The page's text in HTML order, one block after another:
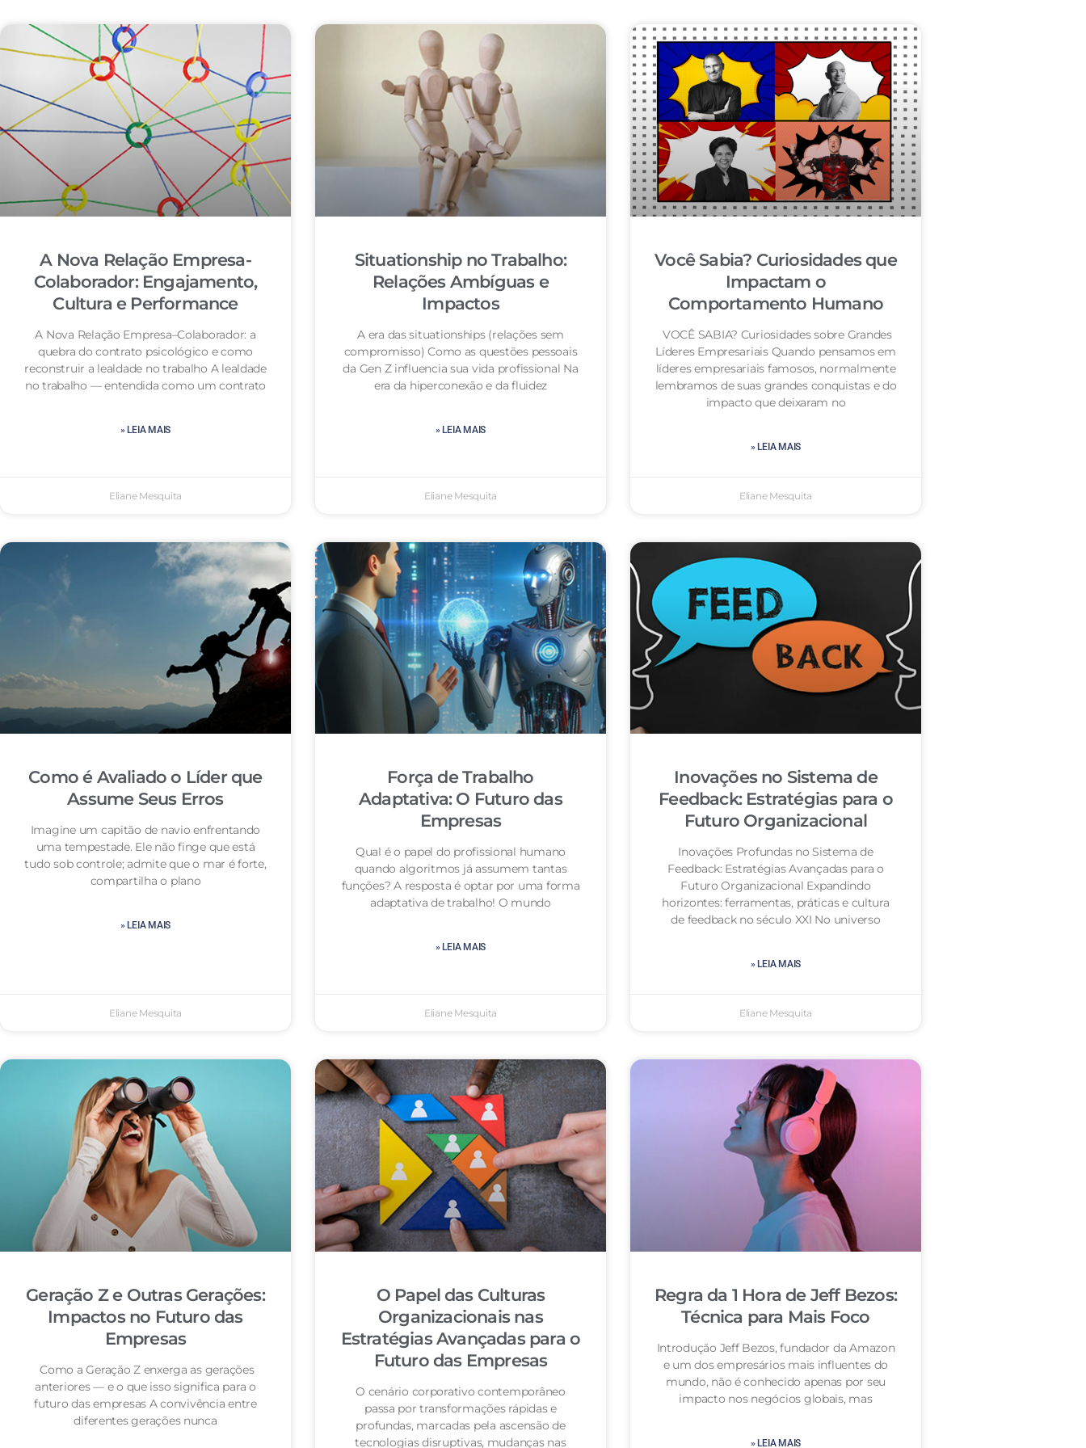
A Nova Relação Empresa-
Colaborador: Engajamento,
Cultura e Performance
A Nova Relação Empresa–Colaborador: a
quebra do contrato psicológico e como
reconstruir a lealdade no trabalho A lealdade
no trabalho — entendida como um contrato
» LEIA MAIS
Eliane Mesquita
Situationship no Trabalho:
Relações Ambíguas e
Impactos
A era das situationships (relações sem
compromisso) Como as questões pessoais
da Gen Z influencia sua vida profissional Na
era da hiperconexão e da fluidez
» LEIA MAIS
Eliane Mesquita
Você Sabia? Curiosidades que
Impactam o
Comportamento Humano
VOCÊ SABIA? Curiosidades sobre Grandes
Líderes Empresariais Quando pensamos em
líderes empresariais famosos, normalmente
lembramos de suas grandes conquistas e do
impacto que deixaram no
» LEIA MAIS
Eliane Mesquita
Como é Avaliado o Líder que
Assume Seus Erros
Imagine um capitão de navio enfrentando
uma tempestade. Ele não finge que está
tudo sob controle; admite que o mar é forte,
compartilha o plano
» LEIA MAIS
Eliane Mesquita
Força de Trabalho
Adaptativa: O Futuro das
Empresas
Qual é o papel do profissional humano
quando algoritmos já assumem tantas
funções? A resposta é optar por uma forma
adaptativa de trabalho! O mundo
» LEIA MAIS
Eliane Mesquita
Inovações no Sistema de
Feedback: Estratégias para o
Futuro Organizacional
Inovações Profundas no Sistema de
Feedback: Estratégias Avançadas para o
Futuro Organizacional Expandindo
horizontes: ferramentas, práticas e cultura
de feedback no século XXI No universo
» LEIA MAIS
Eliane Mesquita
Geração Z e Outras Gerações:
Impactos no Futuro das
Empresas
Como a Geração Z enxerga as gerações
anteriores — e o que isso significa para o
futuro das empresas A convivência entre
diferentes gerações nunca
O Papel das Culturas
Organizacionais nas
Estratégias Avançadas para o
Futuro das Empresas
O cenário corporativo contemporâneo
passa por transformações rápidas e
profundas, marcadas pela ascensão de
tecnologias disruptivas, mudanças nas
Regra da 1 Hora de Jeff Bezos:
Técnica para Mais Foco
Introdução Jeff Bezos, fundador da Amazon
e um dos empresários mais influentes do
mundo, não é conhecido apenas por seu
impacto nos negócios globais, mas
» LEIA MAIS